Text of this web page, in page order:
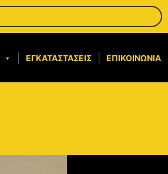
ΕΓΚΑΤΑΣΤΆΣΕΙΣ ΕΠΙΚΟΙΝΩΝΊΑ